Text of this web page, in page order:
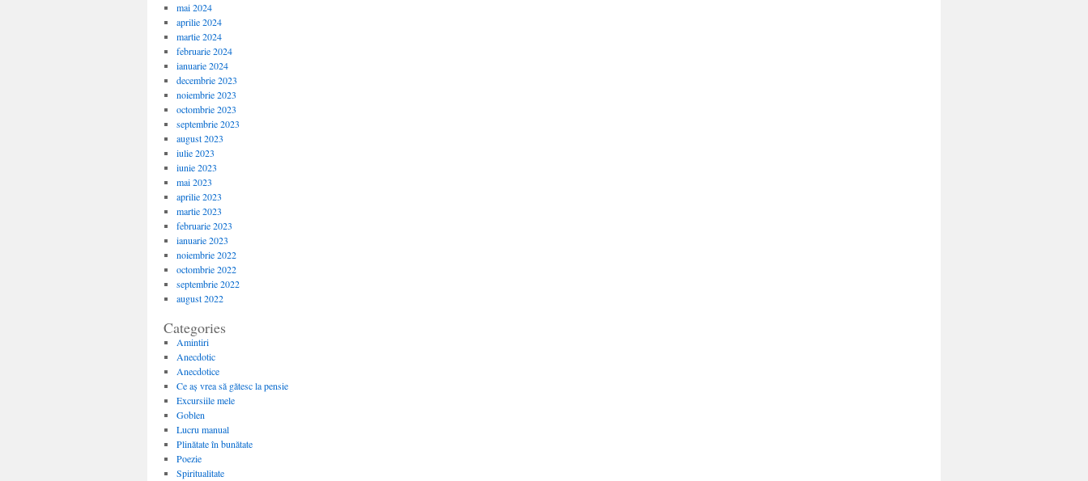
mai 2024
aprilie 2024
martie 2024
februarie 2024
ianuarie 2024
decembrie 2023
noiembrie 2023
octombrie 2023
septembrie 2023
august 2023
iulie 2023
iunie 2023
mai 2023
aprilie 2023
martie 2023
februarie 2023
ianuarie 2023
noiembrie 2022
octombrie 2022
septembrie 2022
august 2022
Categories
Amintiri
Anecdotic
Anecdotice
Ce aș vrea să gătesc la pensie
Excursiile mele
Goblen
Lucru manual
Plinătate în bunătate
Poezie
Spiritualitate